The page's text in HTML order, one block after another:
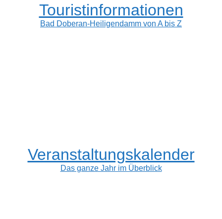
Touristinformationen
Bad Doberan-Heiligendamm von A bis Z
Veranstaltungskalender
Das ganze Jahr im Überblick